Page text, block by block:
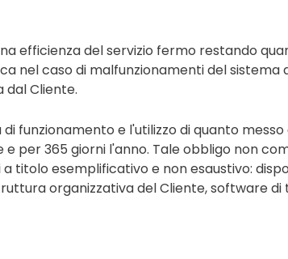
efficienza del servizio fermo restando
nel caso di malfunzionamenti del sistema
Cliente.
funzionamento e l'utilizzo di quanto
per 365 giorni l'anno. Tale obbligo non
a titolo esemplificativo e non esaustivo:
organizzativa del Cliente, software di